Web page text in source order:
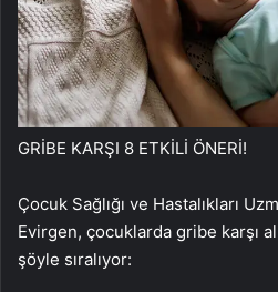
GRİBE KARŞI 8 ETKİLİ ÖNERİ!
Çocuk Sağlığı ve Hastalıkları
Evirgen, çocuklarda gribe karşı
şöyle sıralıyor: